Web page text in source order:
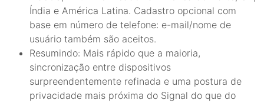
Índia e América Latina. Cadastro opcional com
base em número de telefone: e-mail/nome de
usuário também são aceitos.
Resumindo: Mais rápido que a maioria,
sincronização entre dispositivos
surpreendentemente refinada e uma postura de
privacidade mais próxima do Signal do que do